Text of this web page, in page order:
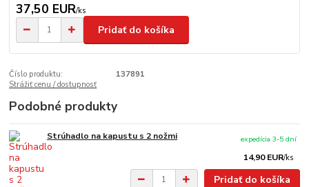
37,50 EUR/ks
Pridať do košíka
Číslo produktu:
137891
Strážiť cenu / dostupnosť
Podobné produkty
Strúhadlo na kapustu s 2 nožmi
14,90 EUR/ks
expedícia 3-5 dní
Pridať do košíka